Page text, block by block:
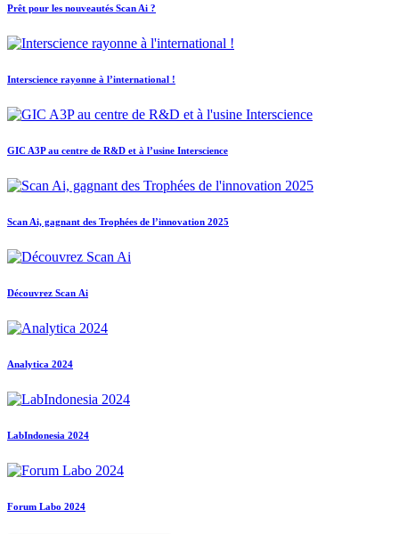
Prêt pour les nouveautés Scan Ai ?
Interscience rayonne à l’international !
GIC A3P au centre de R&D et à l’usine Interscience
Scan Ai, gagnant des Trophées de l’innovation 2025
Découvrez Scan Ai
Analytica 2024
LabIndonesia 2024
Forum Labo 2024